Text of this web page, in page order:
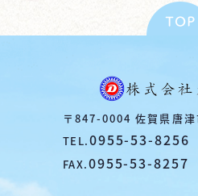
〒847-0004 佐賀県唐
TEL.0955-53-8256
FAX.0955-53-8257